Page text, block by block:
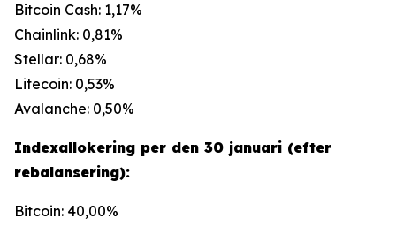
Bitcoin Cash: 1,17%
Chainlink: 0,81%
Stellar: 0,68%
Litecoin: 0,53%
Avalanche: 0,50%
Indexallokering per den 30 januari (efter
rebalansering):
Bitcoin: 40,00%